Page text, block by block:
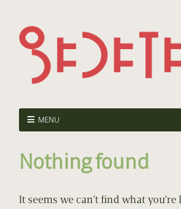
MENU
Nothing found
It seems we can’t find what